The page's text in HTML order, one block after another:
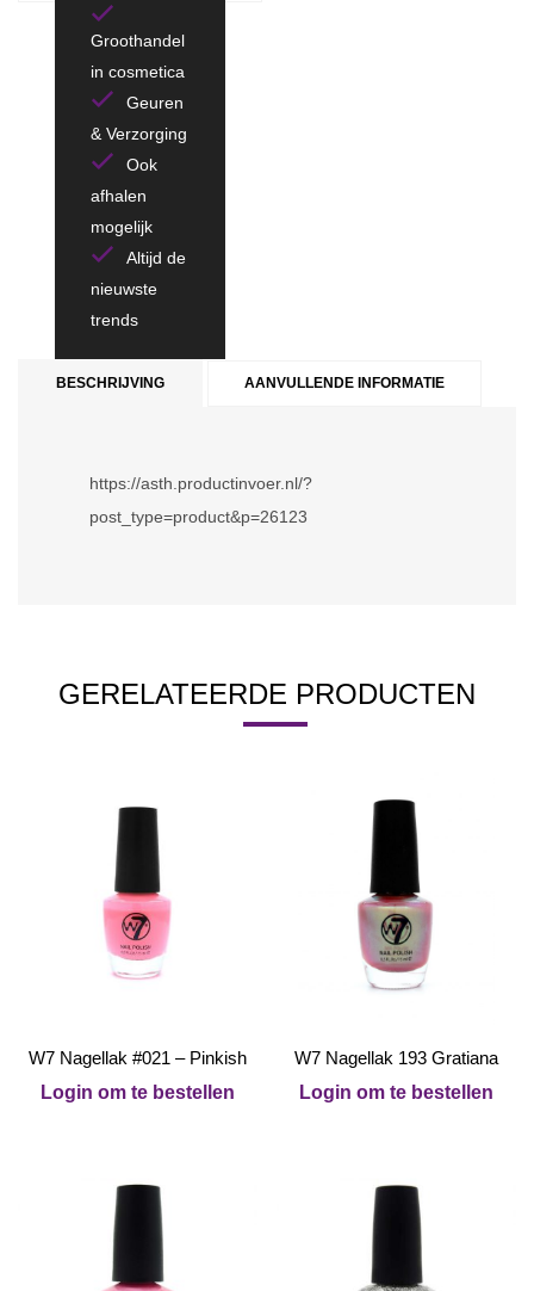
Groothandel
in cosmetica
Geuren
& Verzorging
Ook
afhalen
mogelijk
Altijd de
nieuwste
trends
BESCHRIJVING AANVULLENDE INFORMATIE
https://asth.productinvoer.nl/?
post_type=product&p=26123
GERELATEERDE PRODUCTEN
W7 Nagellak #021 – Pinkish
Login om te bestellen
W7 Nagellak 193 Gratiana
Login om te bestellen